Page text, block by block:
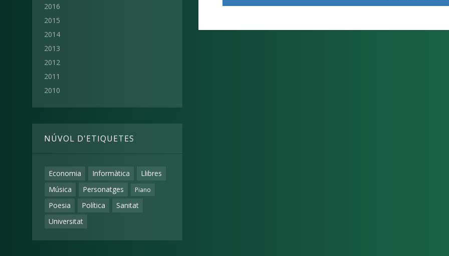
2016
2015
2014
2013
2012
2011
2010
NÚVOL D'ETIQUETES
Economia Informàtica
Llibres
Música
Personatges Piano
Poesia Política
Sanitat
Universitat